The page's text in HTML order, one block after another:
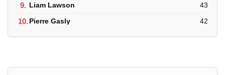
9. Liam Lawson 43
10.Pierre Gasly 42